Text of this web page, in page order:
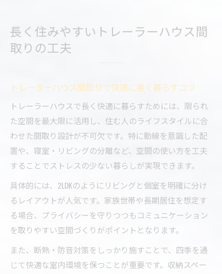
ロフト活用でトレーラーハウス空間を有効
利用する方法
選び方
トレーラーハウス住居用を選ぶ際の重要チ
2LDKやロフト付トレーラーハウスのメリッ
トレーラーハウス住居用中古購入時の注意
点と比較
住居用トレーラーハウス価格を左右する要
トレーラーハウス間取り画像で理想の暮ら
しをイメージ
長く住みやすいトレーラーハウス間
取りの工夫
トレーラーハウス間取りで快適に長く暮らすコツ
トレーラーハウスで長く快適に暮らすためには、限られ
た空間を最大限に活用し、住む人のライフスタイルに合
わせた間取り設計が不可欠です。特に動線を意識した配
置や、寝室・リビングの分離など、空間の使い方を工夫
することでストレスの少ない暮らしが実現できます。
具体的には、2LDKのようにリビングと個室を明確に分け
るレイアウトが人気です。家族世帯や長期居住を想定す
る場合、プライバシーを守りつつもコミュニケーション
を取りやすい空間づくりがポイントとなります。
また、断熱・防音対策をしっかり施すことで、四季を通
じて快適な室内環境を保つことが重要です。収納スペー